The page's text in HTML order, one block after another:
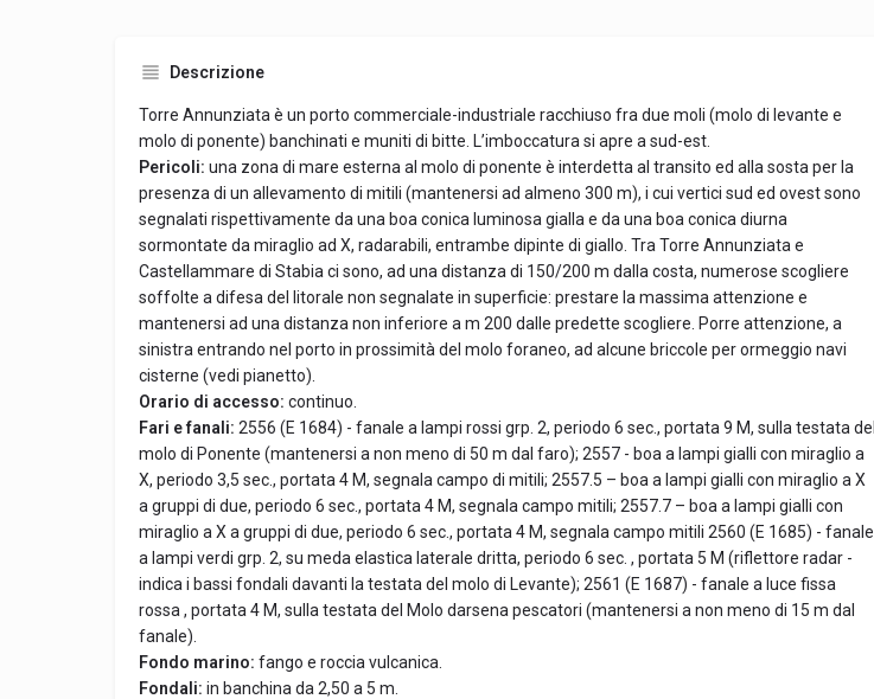
Descrizione
Torre Annunziata è un porto commerciale-industriale racchiuso fra due moli (molo di levante e
molo di ponente) banchinati e muniti di bitte. L’imboccatura si apre a sud-est.
Pericoli: una zona di mare esterna al molo di ponente è interdetta al transito ed alla sosta per la
presenza di un allevamento di mitili (mantenersi ad almeno 300 m), i cui vertici sud ed ovest sono
segnalati rispettivamente da una boa conica luminosa gialla e da una boa conica diurna
sormontate da miraglio ad X, radarabili, entrambe dipinte di giallo. Tra Torre Annunziata e
Castellammare di Stabia ci sono, ad una distanza di 150/200 m dalla costa, numerose scogliere
soffolte a difesa del litorale non segnalate in superficie: prestare la massima attenzione e
mantenersi ad una distanza non inferiore a m 200 dalle predette scogliere. Porre attenzione, a
sinistra entrando nel porto in prossimità del molo foraneo, ad alcune briccole per ormeggio navi
cisterne (vedi pianetto).
Orario di accesso: continuo.
Fari e fanali: 2556 (E 1684) - fanale a lampi rossi grp. 2, periodo 6 sec., portata 9 M, sulla testata del
molo di Ponente (mantenersi a non meno di 50 m dal faro); 2557 - boa a lampi gialli con miraglio a
X, periodo 3,5 sec., portata 4 M, segnala campo di mitili; 2557.5 – boa a lampi gialli con miraglio a X
a gruppi di due, periodo 6 sec., portata 4 M, segnala campo mitili; 2557.7 – boa a lampi gialli con
miraglio a X a gruppi di due, periodo 6 sec., portata 4 M, segnala campo mitili 2560 (E 1685) - fanale
a lampi verdi grp. 2, su meda elastica laterale dritta, periodo 6 sec. , portata 5 M (riflettore radar -
indica i bassi fondali davanti la testata del molo di Levante); 2561 (E 1687) - fanale a luce fissa
rossa , portata 4 M, sulla testata del Molo darsena pescatori (mantenersi a non meno di 15 m dal
fanale).
Fondo marino: fango e roccia vulcanica.
Fondali: in banchina da 2,50 a 5 m.